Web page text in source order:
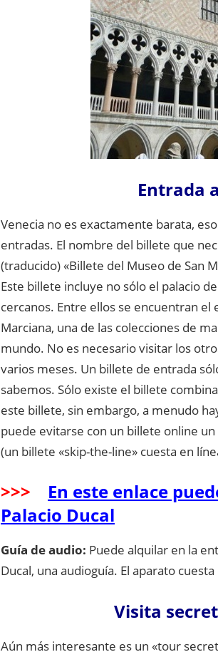
Entrada
Venecia no es exactamente barata,
entradas. El nombre del billete que
(traducido) «Billete del Museo de San
Este billete incluye no sólo el palacio
cercanos. Entre ellos se encuentran
Marciana, una de las colecciones de
mundo. No es necesario visitar los
varios meses. Un billete de entrada
sabemos. Sólo existe el billete
este billete, sin embargo, a menudo
puede evitarse con un billete online
(un billete «skip-the-line» cuesta en
>>> En este enlace
Palacio Ducal
Guía de audio: Puede alquilar en la
Ducal, una audioguía. El aparato
Visita
Aún más interesante es un «tour